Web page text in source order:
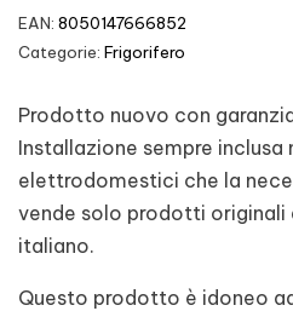
EAN: 8050147666852
Categorie: Frigorifero
Prodotto nuovo con
Installazione sempre inclusa
elettrodomestici che la
vende solo prodotti
italiano.
Questo prodotto è idoneo